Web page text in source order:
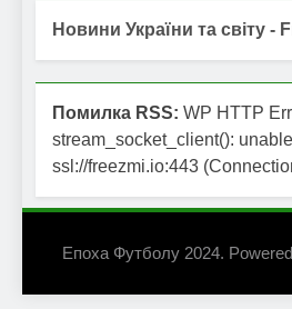
Новини України та світу -
Помилка RSS: WP HTTP
stream_socket_client():
ssl://freezmi.io:443
Епоха Футболу 2024.